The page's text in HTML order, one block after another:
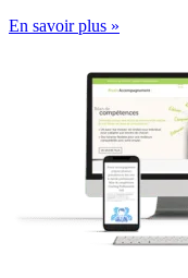
En savoir plus »